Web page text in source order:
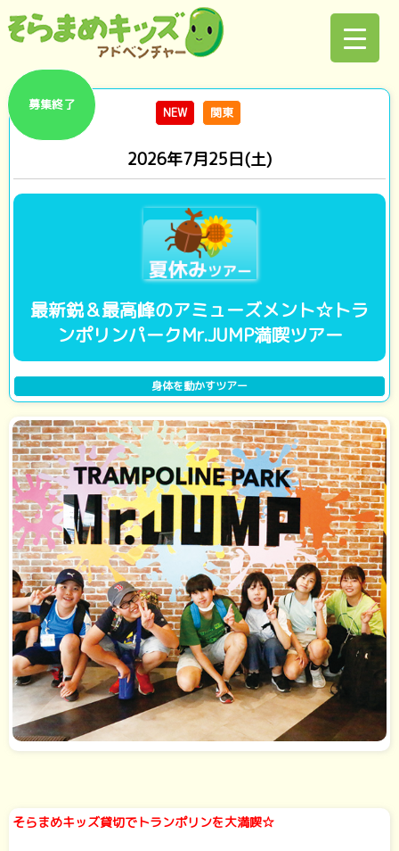
募集終了 NEW 関東
2026年7月25日(土)
最新鋭＆最高峰のアミューズメント☆トラ
ンポリンパークMr.JUMP満喫ツアー
身体を動かすツアー
そらまめキッズ貸切でトランポリンを大満喫☆